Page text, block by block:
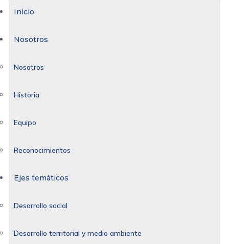
Inicio
Nosotros
Nosotros
Historia
Equipo
Reconocimientos
Ejes temáticos
Desarrollo social
Desarrollo territorial y medio ambiente